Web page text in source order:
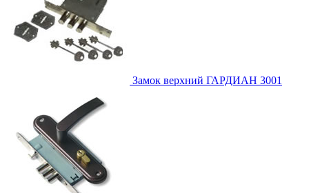
Замок верхний ГАРДИАН 3001